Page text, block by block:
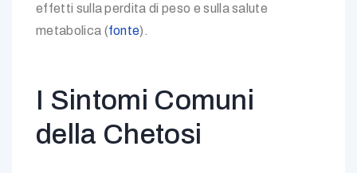
effetti sulla perdita di peso e sulla salute
metabolica (fonte).
I Sintomi Comuni
della Chetosi